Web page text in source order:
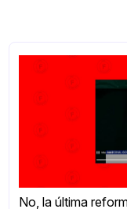
No, la última